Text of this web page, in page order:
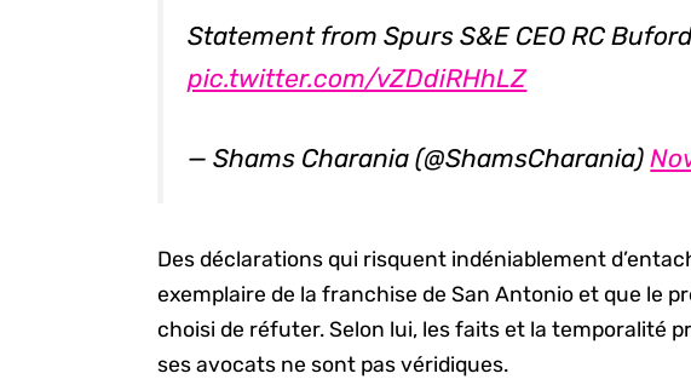
Statement from Spurs S&E CEO RC
pic.twitter.com/vZDdiRHhLZ
— Shams Charania (@ShamsCharania)
Des déclarations qui risquent indéniablement
exemplaire de la franchise de San Antonio et que le
choisi de réfuter. Selon lui, les faits et la temporalité
ses avocats ne sont pas véridiques.